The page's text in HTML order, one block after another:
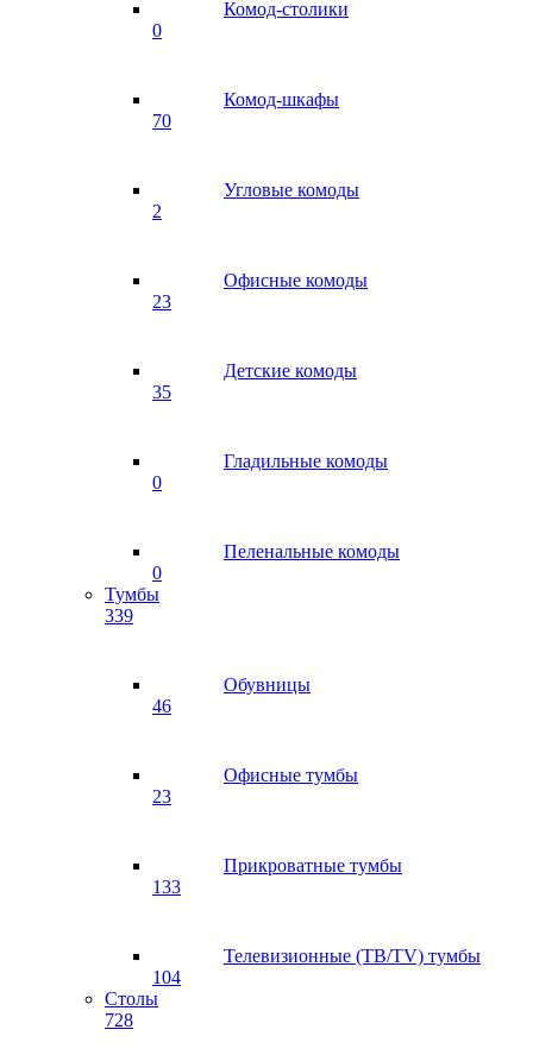
Комод-столики
0
Комод-шкафы
70
Угловые комоды
2
Офисные комоды
23
Детские комоды
35
Гладильные комоды
0
Пеленальные комоды
0
Тумбы
339
Обувницы
46
Офисные тумбы
23
Прикроватные тумбы
133
Телевизионные (ТВ/TV) тумбы
104
Столы
728